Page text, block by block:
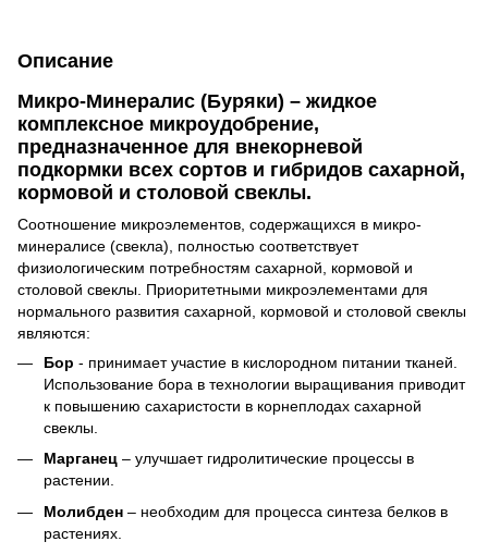
Описание
Микро-Минералис (Буряки) – жидкое
комплексное микроудобрение,
предназначенное для внекорневой
подкормки всех сортов и гибридов сахарной,
кормовой и столовой свеклы.
Соотношение микроэлементов, содержащихся в микро-
минералисе (свекла), полностью соответствует
физиологическим потребностям сахарной, кормовой и
столовой свеклы. Приоритетными микроэлементами для
нормального развития сахарной, кормовой и столовой свеклы
являются:
Бор - принимает участие в кислородном питании тканей.
Использование бора в технологии выращивания приводит
к повышению сахаристости в корнеплодах сахарной
свеклы.
Марганец – улучшает гидролитические процессы в
растении.
Молибден – необходим для процесса синтеза белков в
растениях.